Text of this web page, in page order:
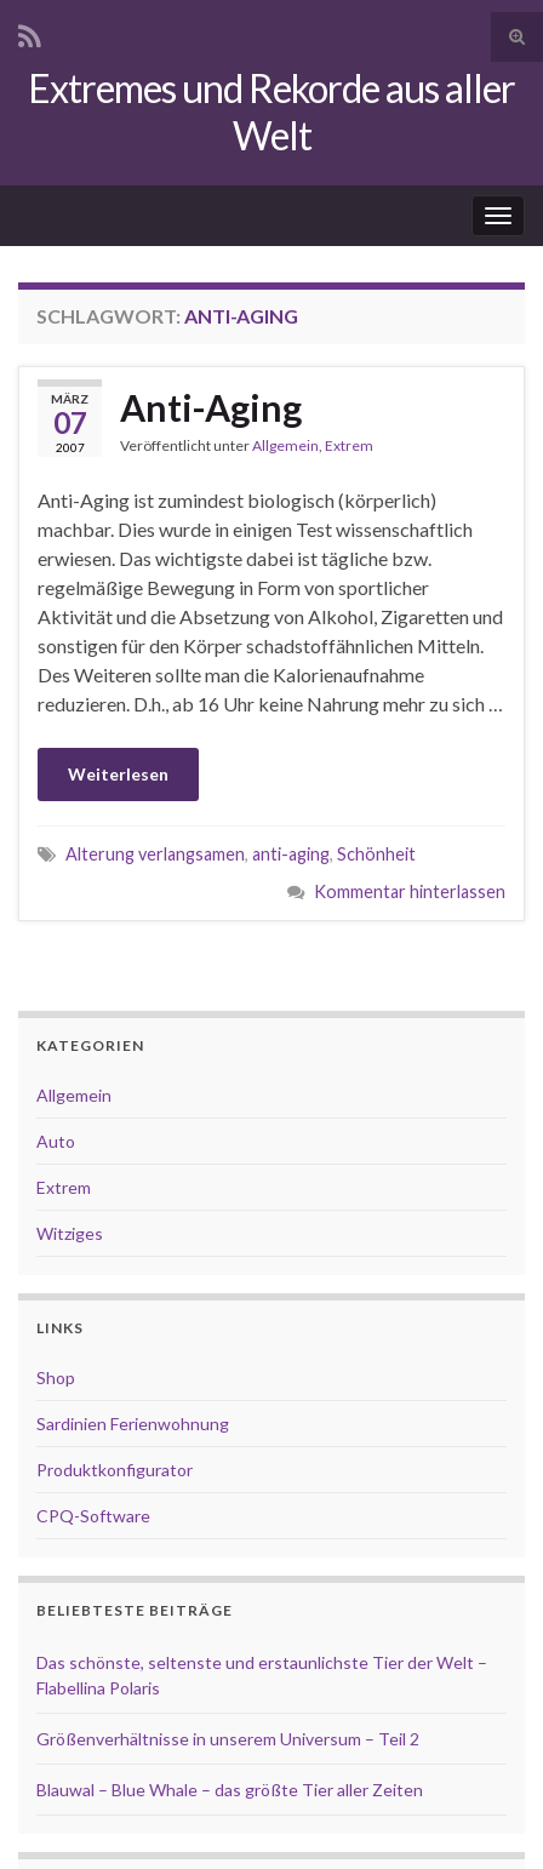
Search for:
Extremes und Rekorde aus aller
Welt
SCHLAGWORT: ANTI-AGING
MÄRZ
07
2007
Anti-Aging
Veröffentlicht unterAllgemein, Extrem
Anti-Aging ist zumindest biologisch (körperlich)
machbar. Dies wurde in einigen Test wissenschaftlich
erwiesen. Das wichtigste dabei ist tägliche bzw.
regelmäßige Bewegung in Form von sportlicher
Aktivität und die Absetzung von Alkohol, Zigaretten und
sonstigen für den Körper schadstoffähnlichen Mitteln.
Des Weiteren sollte man die Kalorienaufnahme
reduzieren. D.h., ab 16 Uhr keine Nahrung mehr zu sich …
Weiterlesen
Alterung verlangsamen, anti-aging, Schönheit
Kommentar hinterlassen
KATEGORIEN
Allgemein
Auto
Extrem
Witziges
LINKS
Shop
Sardinien Ferienwohnung
Produktkonfigurator
CPQ-Software
BELIEBTESTE BEITRÄGE
Das schönste, seltenste und erstaunlichste Tier der Welt –
Flabellina Polaris
Größenverhältnisse in unserem Universum – Teil 2
Blauwal – Blue Whale – das größte Tier aller Zeiten